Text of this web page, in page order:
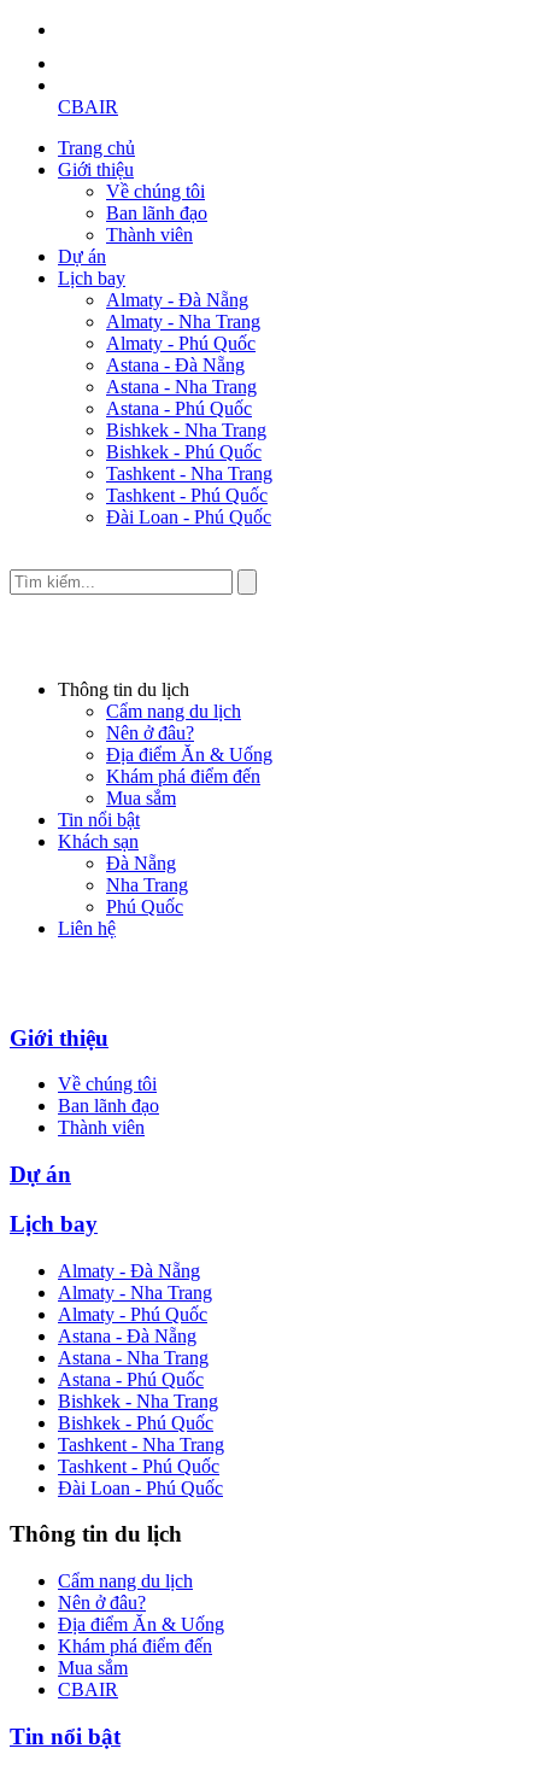
CBAIR
Trang chủ
Giới thiệu
Về chúng tôi
Ban lãnh đạo
Thành viên
Dự án
Lịch bay
Almaty - Đà Nẵng
Almaty - Nha Trang
Almaty - Phú Quốc
Astana - Đà Nẵng
Astana - Nha Trang
Astana - Phú Quốc
Bishkek - Nha Trang
Bishkek - Phú Quốc
Tashkent - Nha Trang
Tashkent - Phú Quốc
Đài Loan - Phú Quốc
Thông tin du lịch
Cẩm nang du lịch
Nên ở đâu?
Địa điểm Ăn & Uống
Khám phá điểm đến
Mua sắm
Tin nổi bật
Khách sạn
Đà Nẵng
Nha Trang
Phú Quốc
Liên hệ
Giới thiệu
Về chúng tôi
Ban lãnh đạo
Thành viên
Dự án
Lịch bay
Almaty - Đà Nẵng
Almaty - Nha Trang
Almaty - Phú Quốc
Astana - Đà Nẵng
Astana - Nha Trang
Astana - Phú Quốc
Bishkek - Nha Trang
Bishkek - Phú Quốc
Tashkent - Nha Trang
Tashkent - Phú Quốc
Đài Loan - Phú Quốc
Thông tin du lịch
Cẩm nang du lịch
Nên ở đâu?
Địa điểm Ăn & Uống
Khám phá điểm đến
Mua sắm
CBAIR
Tin nổi bật